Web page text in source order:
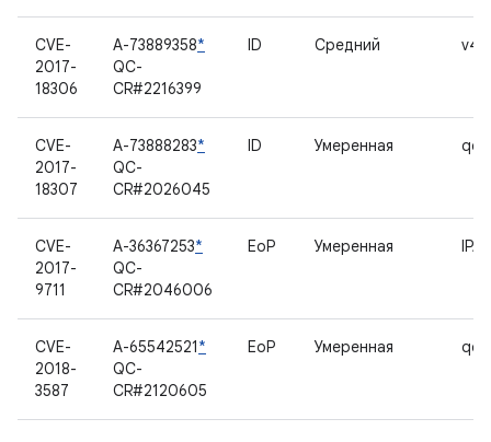
CVE-
2017-
18306
A-73889358*
QC-
CR#2216399
ID Средний v4l2
CVE-
2017-
18307
A-73888283*
QC-
CR#2026045
ID Умеренная
CVE-
2017-
9711
A-36367253*
QC-
CR#2046006
EoP Умеренная IPA
CVE-
2018-
3587
A-65542521*
QC-
CR#2120605
EoP Умеренная